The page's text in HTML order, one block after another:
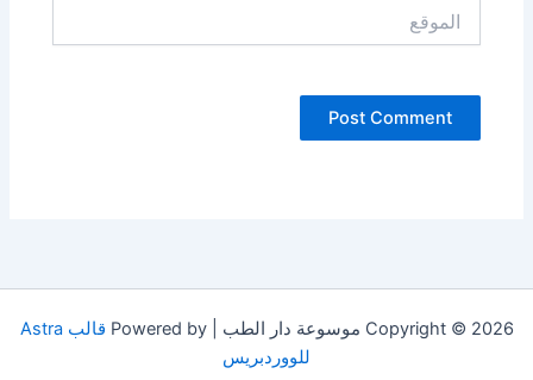
Copyright © 2026 موسوعة دار الطب | Powered by
قالب Astra
للووردبريس